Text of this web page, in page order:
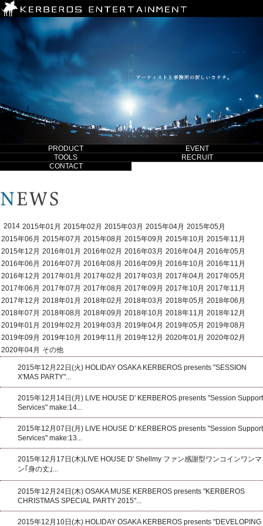
PRODUCT
EVENT
TOOLS
RECRUIT
CONTACT
2014 2015年01月 2015年02月 2015年03月 2015年04月 2015年05月
2015年06月 2015年07月 2015年08月 2015年09月 2015年10月 2015年11月
2015年12月 2016年01月 2016年02月 2016年03月 2016年04月 2016年05月
2016年06月 2016年07月 2016年08月 2016年09月 2016年10月 2016年11月
2016年12月 2017年01月 2017年02月 2017年03月 2017年04月 2017年05月
2017年06月 2017年07月 2017年08月 2017年09月 2017年10月 2017年11月
2017年12月 2018年01月 2018年02月 2018年03月 2018年05月 2018年06月
2018年07月 2018年08月 2018年09月 2018年10月 2018年11月 2018年12月
2019年01月 2019年02月 2019年03月 2019年04月 2019年05月 2019年08月
2019年09月 2019年10月 2019年11月 2019年12月 2020年01月 2020年02月
2020年04月 その他
2015年12月22日(火) HOLIDAY OSAKA KERBEROS presents "SESSION
X'MAS PARTY"...
2015年12月14日(月) LIVE HOUSE D' KERBEROS presents "Session Support
Services" make:14...
2015年12月07日(月) LIVE HOUSE D' KERBEROS presents "Session Support
Services" make:13...
2015年12月17日(木)LIVE HOUSE D' Shellmy ファン感謝型ワンコインワンマ
ン｢身の丈｣...
2015年12月24日(木) OSAKA MUSE KERBEROS presents "KERBEROS
CHRISTMAS SPECIAL PARTY 2015"...
2015年12月10日(木) HOLIDAY OSAKA KERBEROS presents "DEVELOPING